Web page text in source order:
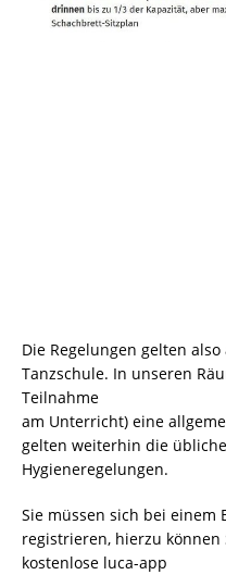
Die Regelungen gelten
Tanzschule. In unseren
Teilnahme
am Unterricht) eine
gelten weiterhin die
Hygieneregelungen.
Sie müssen sich bei einem
registrieren, hierzu
kostenlose luca-app